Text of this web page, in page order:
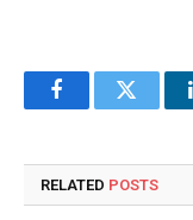
FacebookTwitter
RELATED POSTS